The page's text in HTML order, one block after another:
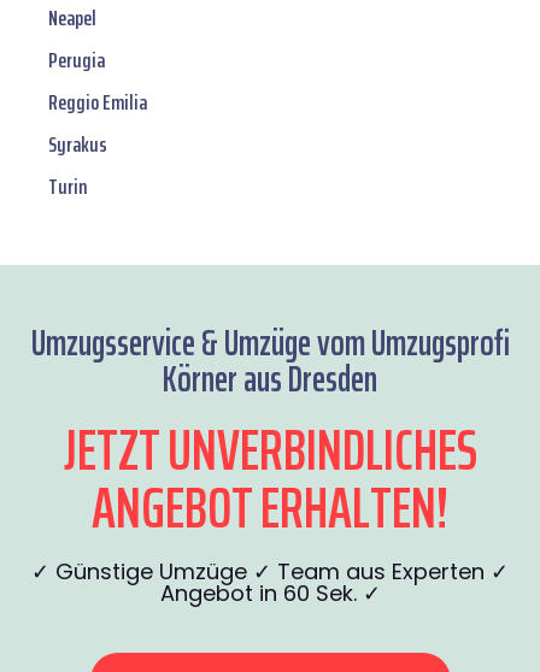
Neapel
Perugia
Reggio Emilia
Syrakus
Turin
Umzugsservice & Umzüge vom Umzugsprofi
Körner aus Dresden
JETZT UNVERBINDLICHES
ANGEBOT ERHALTEN!
✓ Günstige Umzüge ✓ Team aus Experten ✓
Angebot in 60 Sek. ✓